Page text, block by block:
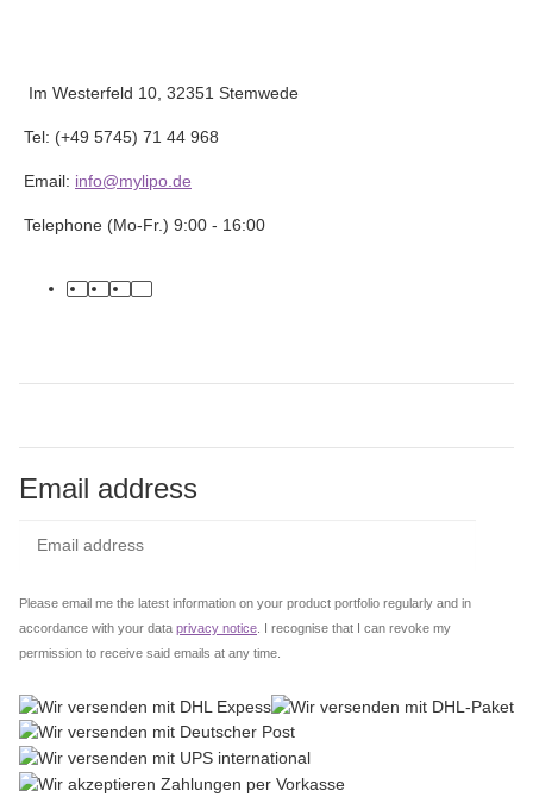
Im Westerfeld 10, 32351 Stemwede
Tel: (+49 5745) 71 44 968
Email: info@mylipo.de
Telephone (Mo-Fr.) 9:00 - 16:00
facebook
youtube
instagram
tiktok
Email address
Please email me the latest information on your product portfolio regularly and in
accordance with your data privacy notice . I recognise that I can revoke my
permission to receive said emails at any time.